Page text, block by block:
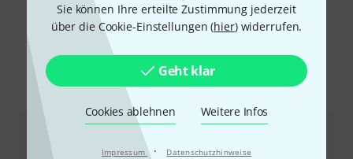
Sie können Ihre erteilte Zustimmung jederzeit
über die Cookie-Einstellungen (hier) widerrufen.
Geht klar
Cookies ablehnen Weitere Infos
Impressum · Datenschutzhinweise
Mehr anzeigen
So erreichen Sie uns
Kundenservice